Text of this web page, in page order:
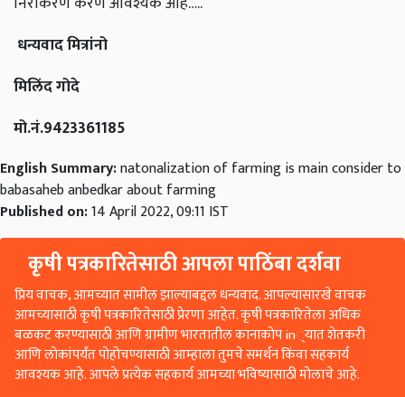
babasaheb anbedkar about farming
Published on:14 April 2022, 09:11 IST
कृषी पत्रकारितेसाठी आपला पाठिंबा दर्शवा
प्रिय वाचक, आमच्यात सामील झाल्याबद्दल धन्यवाद. आपल्यासारखे वाचक
आमच्यासाठी कृषी पत्रकारितेसाठी प्रेरणा आहेत. कृषी पत्रकारितेला अधिक
बळकट करण्यासाठी आणि ग्रामीण भारतातील कानाकोप in्यात शेतकरी
आणि लोकांपर्यंत पोहोचण्यासाठी आम्हाला तुमचे समर्थन किंवा सहकार्य
आवश्यक आहे. आपले प्रत्येक सहकार्य आमच्या भविष्यासाठी मोलाचे आहे.